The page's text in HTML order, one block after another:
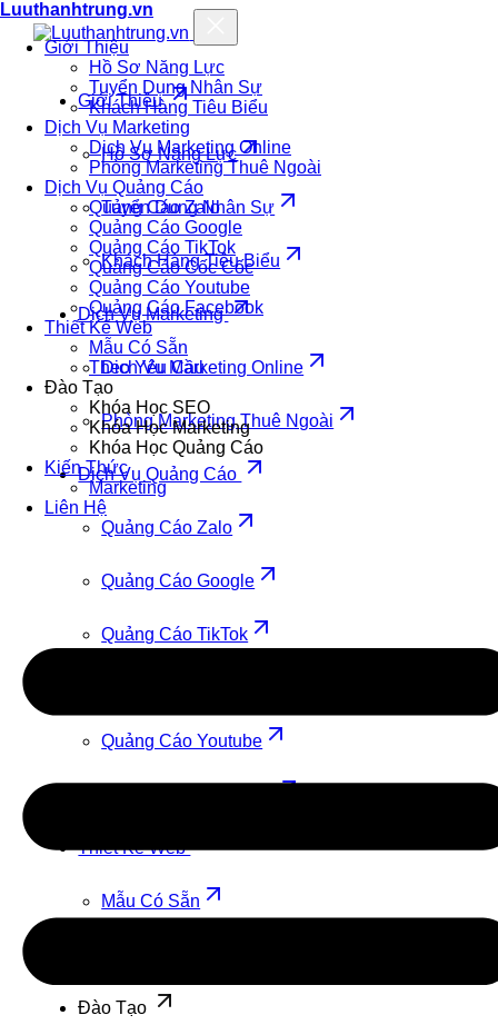
Luuthanhtrung.vn
Giới Thiệu
Hồ Sơ Năng Lực
Tuyển Dụng Nhân Sự
Khách Hàng Tiêu Biểu
Dịch Vụ Marketing
Dịch Vụ Marketing Online
Phòng Marketing Thuê Ngoài
Dịch Vụ Quảng Cáo
Quảng Cáo Zalo
Quảng Cáo Google
Quảng Cáo TikTok
Quảng Cáo Cốc Cốc
Quảng Cáo Youtube
Quảng Cáo Facebook
Thiết Kế Web
Mẫu Có Sẵn
Theo Yêu Cầu
Đào Tạo
Khóa Học SEO
Khóa Học Marketing
Khóa Học Quảng Cáo
Kiến Thức
Marketing
Liên Hệ
Giới Thiệu
Hồ Sơ Năng Lực
Tuyển Dụng Nhân Sự
Khách Hàng Tiêu Biểu
Dịch Vụ Marketing
Dịch Vụ Marketing Online
Phòng Marketing Thuê Ngoài
Dịch Vụ Quảng Cáo
Quảng Cáo Zalo
Quảng Cáo Google
Quảng Cáo TikTok
Quảng Cáo Youtube
Thiết Kế Web
Mẫu Có Sẵn
Đào Tạo